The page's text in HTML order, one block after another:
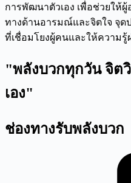
การพัฒนาตัวเอง เพื่อช่วยให้
ทางด้านอารมณ์และจิตใจ จุด
ที่เชื่อมโยงผู้คนและให้ความ
"พลังบวกทุกวัน จิต
เอง"
ช่องทางรับพลังบวก